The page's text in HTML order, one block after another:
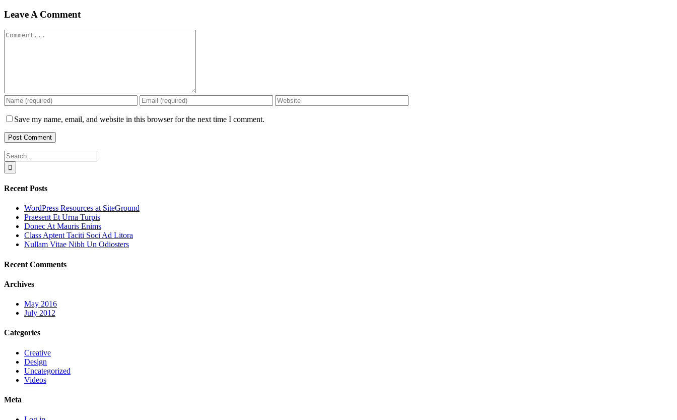
Leave A Comment
Comment
Save my name, email, and website in this browser for the next time I comment.
Search
for:
Recent Posts
WordPress Resources at SiteGround
Praesent Et Urna Turpis
Donec At Mauris Enims
Class Aptent Taciti Soci Ad Litora
Nullam Vitae Nibh Un Odiosters
Recent Comments
Archives
May 2016
July 2012
Categories
Creative
Design
Uncategorized
Videos
Meta